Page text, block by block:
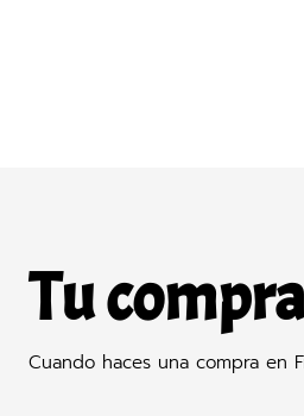
Tu
Cuando haces una compra en